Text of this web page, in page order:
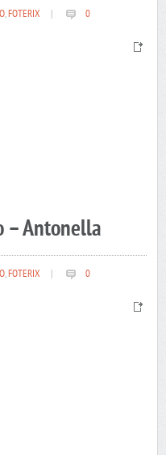
,FOTERIX 0
– Antonella
,FOTERIX 0